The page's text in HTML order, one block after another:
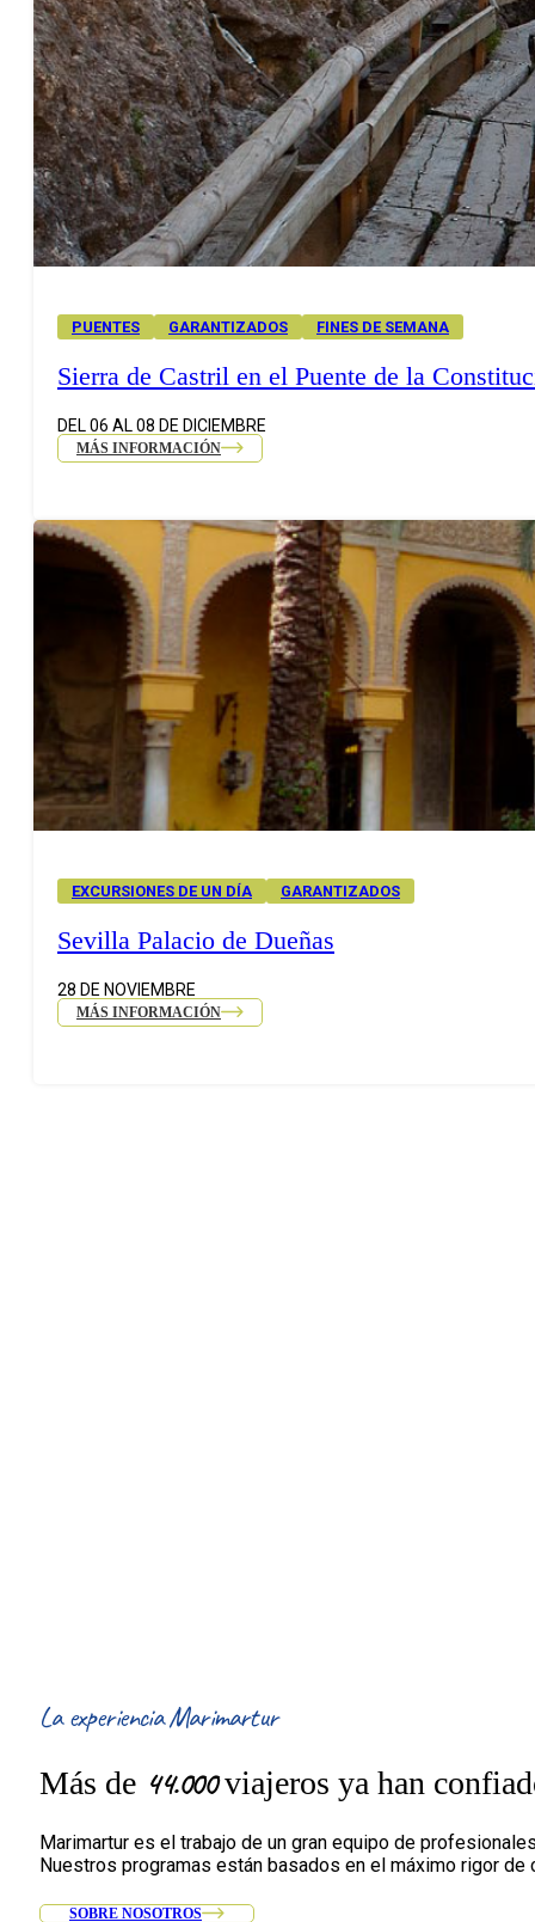
PUENTES GARANTIZADOS FINES DE SEMANA
Sierra de Castril en el Puente de la
DEL 06 AL 08 DE DICIEMBRE
MÁS INFORMACIÓN
EXCURSIONES DE UN DÍA GARANTIZADOS
Sevilla Palacio de Dueñas
28 DE NOVIEMBRE
MÁS INFORMACIÓN
La experiencia Marimartur
Más de 44.000viajeros ya han
Marimartur es el trabajo de un gran equipo de
Nuestros programas están basados en el máximo rigor
SOBRE NOSOTROS